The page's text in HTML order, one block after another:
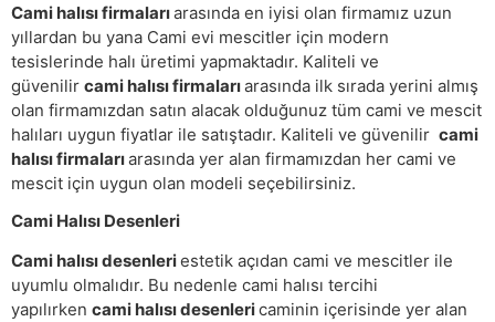
Cami halısı firmalarıarasında en iyisi olan firmamız uzun
yıllardan bu yana Cami evi mescitler için modern
tesislerinde halı üretimi yapmaktadır. Kaliteli ve
güvenilir cami halısı firmalarıarasında ilk sırada yerini almış
olan firmamızdan satın alacak olduğunuz tüm cami ve mescit
halıları uygun fiyatlar ile satıştadır. Kaliteli ve güvenilir cami
halısı firmalarıarasında yer alan firmamızdan her cami ve
mescit için uygun olan modeli seçebilirsiniz.
Cami Halısı Desenleri
Cami halısı desenleriestetik açıdan cami ve mescitler ile
uyumlu olmalıdır. Bu nedenle cami halısı tercihi
yapılırken cami halısı desenlericaminin içerisinde yer alan